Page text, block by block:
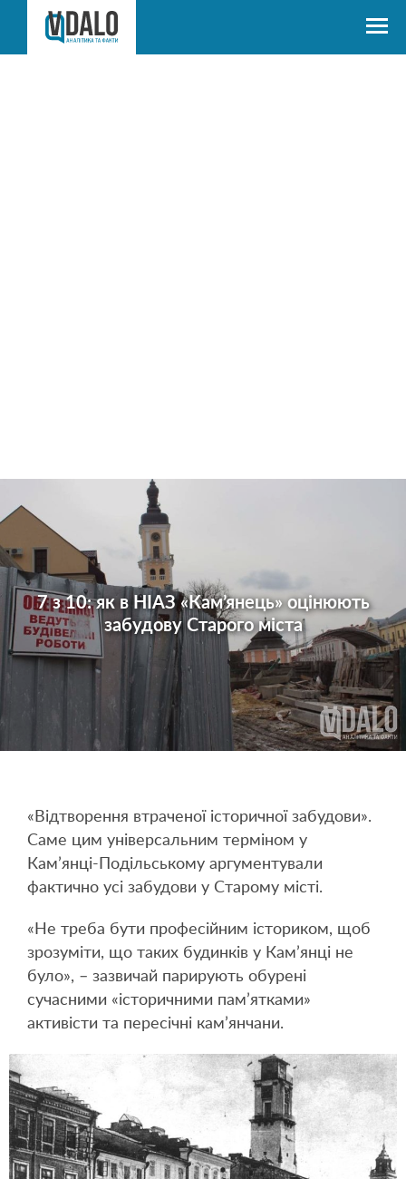
7 з 10: як в НІАЗ «Кам’янець» оцінюють
забудову Старого міста
«Відтворення втраченої історичної забудови».
Саме цим універсальним терміном у
Кам’янці-Подільському аргументували
фактично усі забудови у Старому місті.
«Не треба бути професійним істориком, щоб
зрозуміти, що таких будинків у Кам’янці не
було», – зазвичай парирують обурені
сучасними «історичними пам’ятками»
активісти та пересічні кам’янчани.